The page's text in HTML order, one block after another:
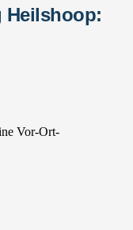
Heilshoop:
Vor-Ort-